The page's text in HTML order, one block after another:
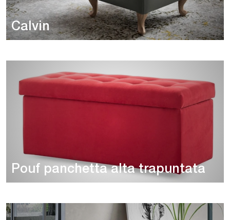
Calvin
Pouf panchetta alta trapuntata